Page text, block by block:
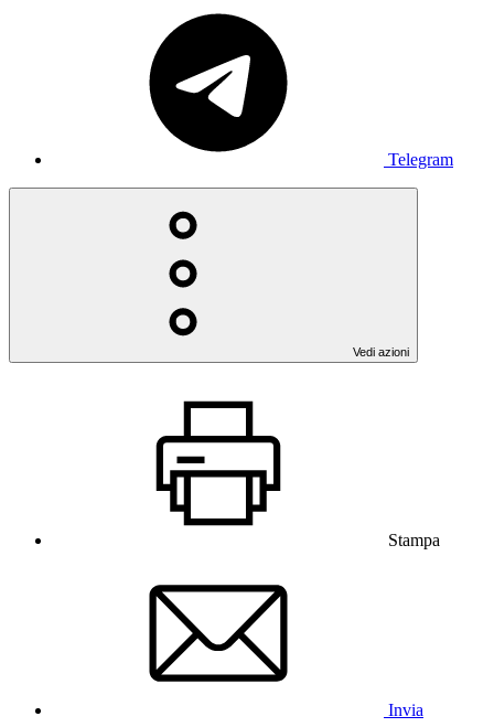
Telegram
Vedi azioni
Stampa
Invia